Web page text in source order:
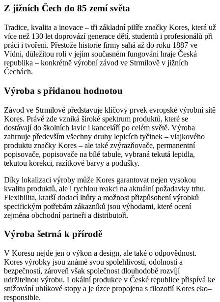
Z jižních Čech do 85 zemí světa
Tradice, kvalita a inovace – tři základní pilíře značky Kores, která už
více než 130 let doprovází generace dětí, studentů i profesionálů při
práci i tvoření. Přestože historie firmy sahá až do roku 1887 ve
Vídni, důležitou roli v jejím současném fungování hraje Česká
republika – konkrétně výrobní závod ve Strmilově v jižních
Čechách.
Výroba s přidanou hodnotou
Závod ve Strmilově představuje klíčový prvek evropské výrobní sítě
Kores. Právě zde vzniká široké spektrum produktů, které se
dostávají do školních lavic i kanceláří po celém světě. Výroba
zahrnuje především všechny druhy lepicích tyčinek – vlajkového
produktu značky Kores – ale také zvýrazňovače, permanentní
popisovače, popisovače na bílé tabule, vybraná tekutá lepidla,
tekutou korekci, razítkové barvy a podušky.
Díky lokalizaci výroby může Kores garantovat nejen vysokou
kvalitu produktů, ale i rychlou reakci na aktuální požadavky trhu.
Flexibilita, kratší dodací lhůty a možnost přizpůsobení výrobků
specifickým potřebám zákazníků jsou výhodami, které ocení
zejména obchodní partneři a distributoři.
Výroba šetrná k přírodě
V Koresu nejde jen o výkon a design, ale také o odpovědnost.
Kores výrobky jsou známé svou spolehlivostí, odolností a
bezpečností, zároveň však společnost dlouhodobě rozvíjí
udržitelnou výrobu. Lokální produkce v České republice přispívá ke
snižování uhlíkové stopy a je úzce propojena s filozofií Kores eko–
responsible.